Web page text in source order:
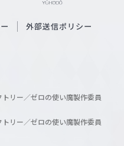
外部送信ポリシー
リー／ゼロの使い魔製作委員
リー／ゼロの使い魔製作委員